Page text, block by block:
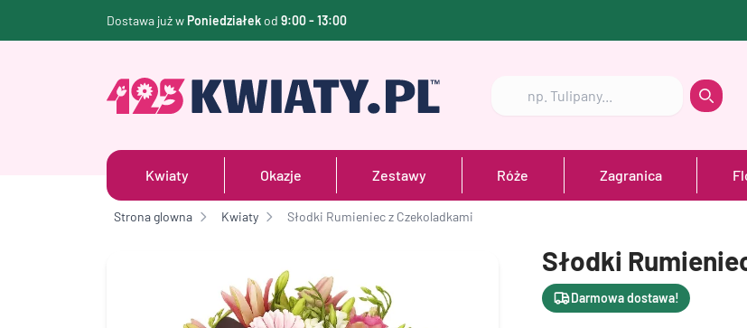
Dostawa już w Poniedziałekod 9:00 - 13:00
Szukaj Szukaj
Kwiaty Okazje Zestawy Róże Zagranica
Strona glowna Kwiaty Słodki Rumieniec z Czekoladkami
Słodki
Darmowa dostawa!